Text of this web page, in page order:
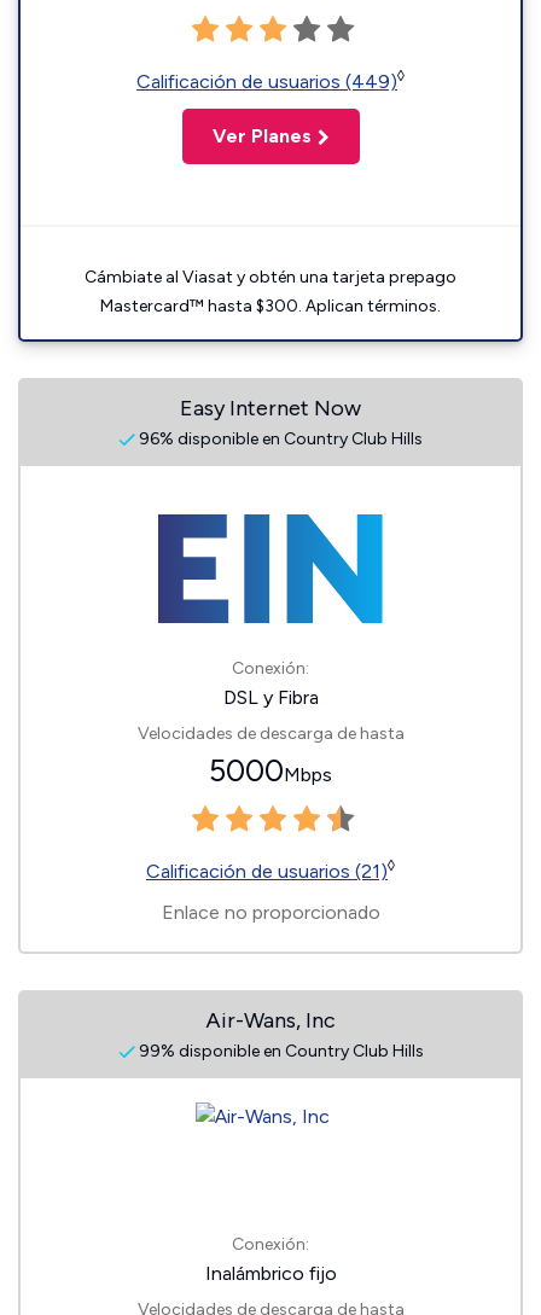
Calificación de usuarios (449)◊
Ver Planes
Cámbiate al Viasat y obtén una tarjeta prepago
Mastercard™ hasta $300. Aplican términos.
Easy Internet Now
96% disponible en Country Club Hills
Conexión:
DSL y Fibra
Velocidades de descarga de hasta
5000Mbps
Calificación de usuarios (21)◊
Enlace no proporcionado
Air-Wans, Inc
99% disponible en Country Club Hills
Conexión:
Inalámbrico fijo
Velocidades de descarga de hasta